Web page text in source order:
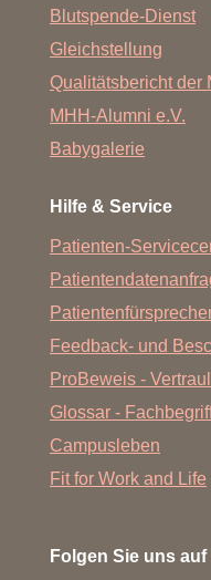
Blutspende-Dienst
Gleichstellung
Qualitätsbericht der
MHH-Alumni e.V.
Babygalerie
Hilfe & Service
Patienten-
Feedback- und
ProBeweis -
Glossar -
Campusleben
Fit for Work and Life
Folgen Sie uns auf